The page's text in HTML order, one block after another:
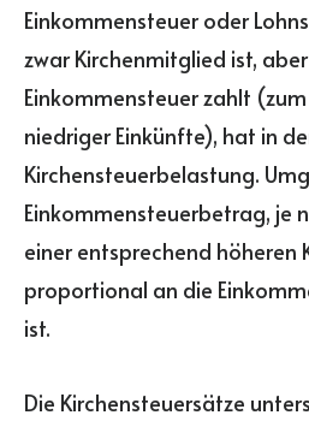
Einkommensteuer oder
zwar Kirchenmitglied ist,
Einkommensteuer zahlt
niedriger Einkünfte), hat in
Kirchensteuerbelastung.
Einkommensteuerbetrag, je
einer entsprechend höheren
proportional an die
ist.
Die Kirchensteuersätze